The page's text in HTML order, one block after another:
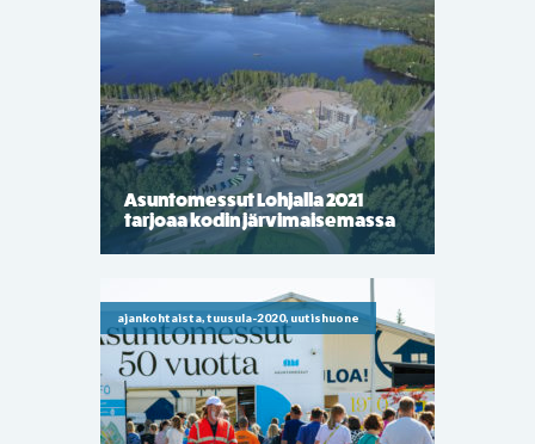
Asuntomessut Lohjalla 2021
tarjoaa kodin järvimaisemassa
ajankohtaista, tuusula-2020, uutishuone